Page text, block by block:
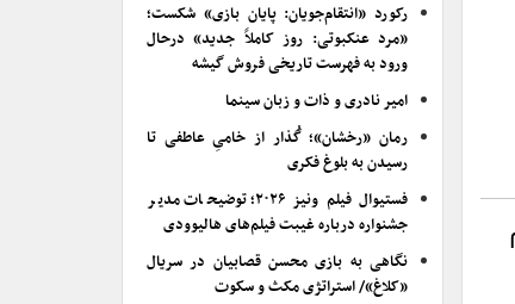
رکورد «انتقام‌جویان: پایان بازی» شکست؛
«مرد عنکبوتی: روز کاملاً جدید» درحال
ورود به فهرست تاریخی فروش گیشه
امیر نادری و ذات و زبان سینما
رمان «رخشان»؛ گُذار از خامیِ عاطفی تا
رسیدن به بلوغ فکری
فستیوال فیلم ونیز ۲۰۲۶؛ توضیحات مدیر
جشنواره درباره غیبت فیلم‌های هالیوودی
نگاهی به بازی محسن قصابیان در سریال
«کلاغ»/ استراتژی مکث و سکوت